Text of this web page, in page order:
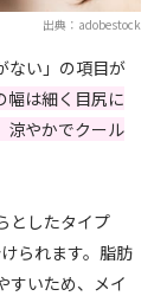
出典：adobestock
ない」の項目が
幅は細く目尻に
涼やかでクール
としたタイプ
られます。脂肪
すいため、メイ